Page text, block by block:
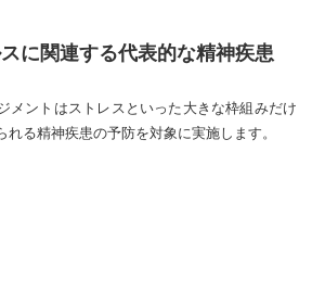
に関連する代表的な精神疾患
メントはストレスといった大きな枠組みだけ
る精神疾患の予防を対象に実施します。